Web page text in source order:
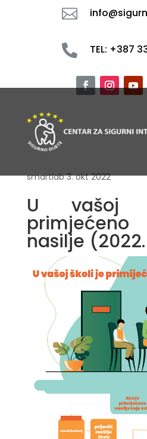

 TEL: +387
smartlab 3. okt 2022
U vašoj
nasilje